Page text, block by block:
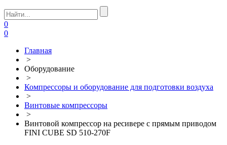
0
0
Главная
>
Оборудование
>
Компрессоры и оборудование для подготовки воздуха
>
Винтовые компрессоры
>
Винтовой компрессор на ресивере с прямым приводом
FINI CUBE SD 510-270F